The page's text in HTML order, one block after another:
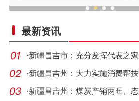
最新资讯
·新疆昌吉市：充分发挥代表之
·新疆昌吉州：大力实施消费帮
·新疆昌吉州：煤炭产销两旺、